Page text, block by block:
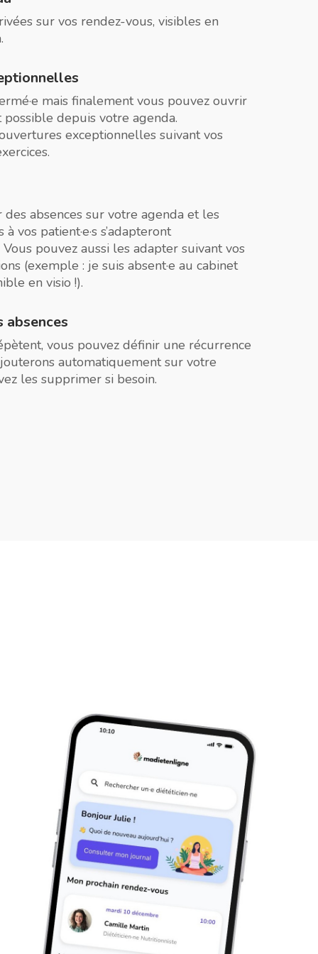
sur vos rendez-vous, visibles en
mais finalement vous pouvez ouvrir
possible depuis votre agenda.
exceptionnelles suivant vos
des absences sur votre agenda et les
vos patient·e·s s’adapteront
pouvez aussi les adapter suivant vos
(exemple : je suis absent·e au cabinet
en visio !).
absences
vous pouvez définir une récurrence
automatiquement sur votre
les supprimer si besoin.